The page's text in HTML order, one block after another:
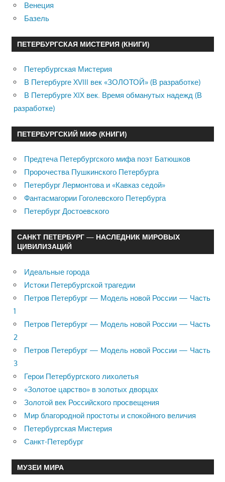
Венеция
Базель
ПЕТЕРБУРГСКАЯ МИСТЕРИЯ (КНИГИ)
Петербургская Мистерия
В Петербурге XVIII век «ЗОЛОТОЙ» (В разработке)
В Петербурге XIX век. Время обманутых надежд (В
разработке)
ПЕТЕРБУРГСКИЙ МИФ (КНИГИ)
Предтеча Петербургского мифа поэт Батюшков
Пророчества Пушкинского Петербурга
Петербург Лермонтова и «Кавказ седой»
Фантасмагории Гоголевского Петербурга
Петербург Достоевского
САНКТ ПЕТЕРБУРГ — НАСЛЕДНИК МИРОВЫХ
ЦИВИЛИЗАЦИЙ
Идеальные города
Истоки Петербургской трагедии
Петров Петербург — Модель новой России — Часть
1
Петров Петербург — Модель новой России — Часть
2
Петров Петербург — Модель новой России — Часть
3
Герои Петербургского лихолетья
«Золотое царство» в золотых дворцах
Золотой век Российского просвещения
Мир благородной простоты и спокойного величия
Петербургская Мистерия
Санкт-Петербург
МУЗЕИ МИРА